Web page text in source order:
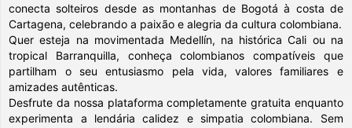
conecta solteiros desde as montanhas de Bogotá à costa de
Cartagena, celebrando a paixão e alegria da cultura colombiana.
Quer esteja na movimentada Medellín, na histórica Cali ou na
tropical Barranquilla, conheça colombianos compatíveis que
partilham o seu entusiasmo pela vida, valores familiares e
amizades autênticas.
Desfrute da nossa plataforma completamente gratuita enquanto
experimenta a lendária calidez e simpatia colombiana. Sem